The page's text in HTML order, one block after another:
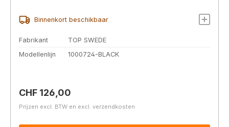
Binnenkort beschikbaar
Fabrikant
TOP SWEDE
Modellenlijn
1000724-BLACK
Normale prijs:
CHF 126,00
Prijzen excl. BTW en excl. verzendkosten